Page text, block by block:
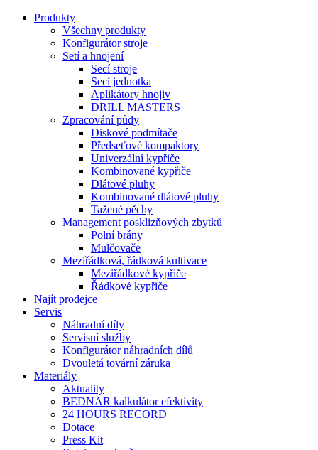
Produkty
Všechny produkty
Konfigurátor stroje
Setí a hnojení
Secí stroje
Secí jednotka
Aplikátory hnojiv
DRILL MASTERS
Zpracování půdy
Diskové podmítače
Předseťové kompaktory
Univerzální kypřiče
Kombinované kypřiče
Dlátové pluhy
Kombinované dlátové pluhy
Tažené pěchy
Management posklizňových zbytků
Polní brány
Mulčovače
Meziřádková, řádková kultivace
Meziřádkové kypřiče
Řádkové kypřiče
Najít prodejce
Servis
Náhradní díly
Servisní služby
Konfigurátor náhradních dílů
Dvouletá tovární záruka
Materiály
Aktuality
BEDNAR kalkulátor efektivity
24 HOURS RECORD
Dotace
Press Kit